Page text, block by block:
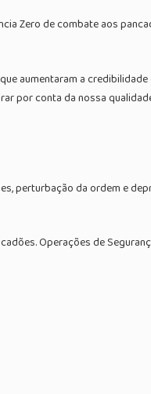
Zero de combate aos
aumentaram a
por conta da nossa
perturbação da ordem e
Operações de